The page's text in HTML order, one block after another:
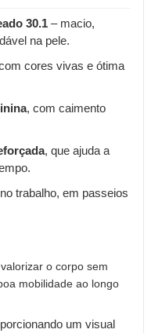
30.1 – macio,
na pele.
cores vivas e ótima
, com caimento
, que ajuda a
trabalho, em passeios
o corpo sem
mobilidade ao longo
um visual